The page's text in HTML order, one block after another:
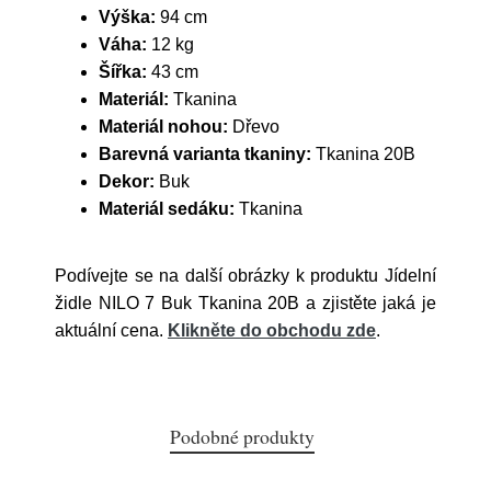
Výška: 94 cm
Váha: 12 kg
Šířka: 43 cm
Materiál: Tkanina
Materiál nohou: Dřevo
Barevná varianta tkaniny: Tkanina 20B
Dekor: Buk
Materiál sedáku: Tkanina
Podívejte se na další obrázky k produktu Jídelní
židle NILO 7 Buk Tkanina 20B a zjistěte jaká je
aktuální cena. Klikněte do obchodu zde.
Podobné produkty